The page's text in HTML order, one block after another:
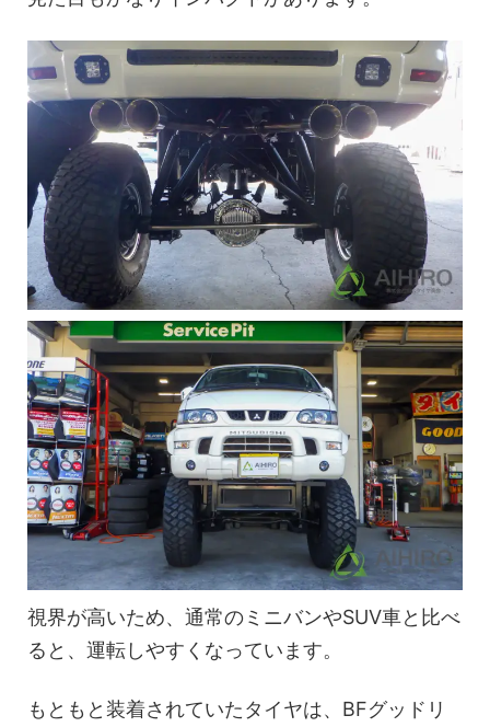
視界が高いため、通常のミニバンやSUV車と比べ
ると、運転しやすくなっています。
もともと装着されていたタイヤは、BFグッドリ